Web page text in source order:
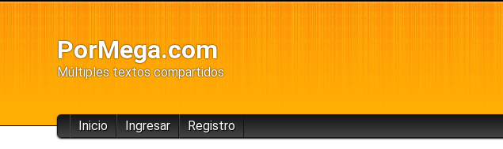
PorMega.com
Múltiples textos compartidos
Inicio Ingresar Registro